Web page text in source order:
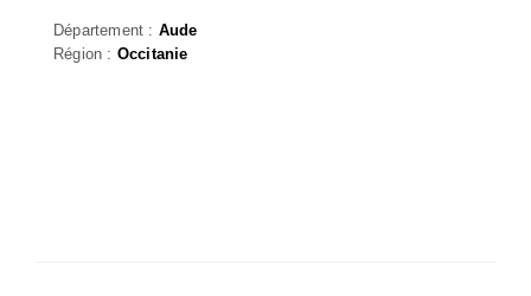
Département : Aude
Région : Occitanie